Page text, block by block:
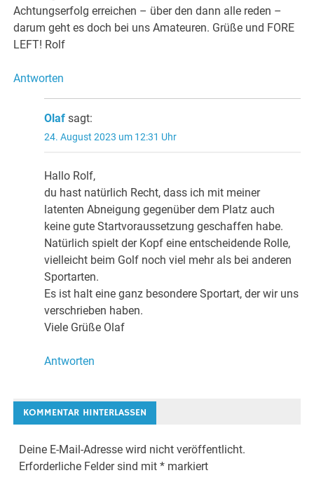
Achtungserfolg erreichen – über den dann alle reden –
darum geht es doch bei uns Amateuren. Grüße und FORE
LEFT! Rolf
Antworten
Olaf sagt:
24. August 2023 um 12:31 Uhr
Hallo Rolf,
du hast natürlich Recht, dass ich mit meiner
latenten Abneigung gegenüber dem Platz auch
keine gute Startvoraussetzung geschaffen habe.
Natürlich spielt der Kopf eine entscheidende Rolle,
vielleicht beim Golf noch viel mehr als bei anderen
Sportarten.
Es ist halt eine ganz besondere Sportart, der wir uns
verschrieben haben.
Viele Grüße Olaf
Antworten
KOMMENTAR HINTERLASSEN
Deine E-Mail-Adresse wird nicht veröffentlicht.
Erforderliche Felder sind mit* markiert